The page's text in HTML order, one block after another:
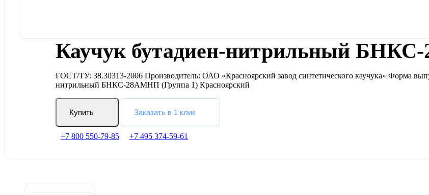
Каучук бутадиен-нитрильный
ГОСТ/ТУ: 38.30313-2006 Производитель: ОАО «Красноярский завод синтетического каучука» Форма
нитрильный БНКС-28АМНП (Группа 1) Красноярский
Купить Заказать в 1 клик
+7 800 550-79-85 +7 495 374-59-61